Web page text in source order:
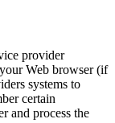
provider
Web browser (if
systems to
certain
and process the